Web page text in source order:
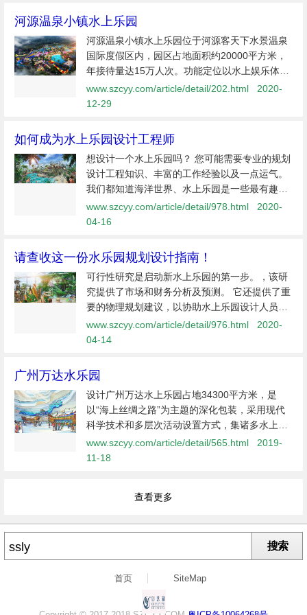
河源温泉小镇水上乐园
河源温泉小镇水上乐园位于河源客天下水景温泉
国际度假区内，园区占地面积约20000平方米，
年接待量达15万人次。功能定位以水上娱乐体验
产品为核心，综合竞技拓展、文艺表演、休闲观
光及水上玩乐于一体。在规划结构上“以动为主、
www.szcyy.com/article/detail/202.html
2020-
12-29
如何成为水上乐园设计工程师
想设计一个水上乐园吗？ 您可能需要专业的规划
设计工程知识、丰富的工作经验以及一点运气。
我们都知道海洋世界、水上乐园是一些最有趣的
景点，里面的滑水道或水上吸引力可以使游客度
过一整天甚至整个夏天。水乐园与传统主题公园
www.szcyy.com/article/detail/978.html
2020-
04-16
请查收这一份水乐园规划设计指南！
可行性研究是启动新水上乐园的第一步。，该研
究提供了市场和财务分析及预测。 它还提供了重
要的物理规划建议，以协助水上乐园设计人员。
设计必须符合市场需求和预期现金流，这一点至
关重要。 这些物理计划指南需要在开始建造和建
www.szcyy.com/article/detail/976.html
2020-
04-14
广州万达水乐园
设计广州万达水上乐园占地34300平方米，是
以“海上丝绸之路”为主题的深化包装，采用现代
科学技术和多层次活动设置方式，集诸多水上游
乐设备、休闲要素和服务接待设施于一体的设置
于室内的大型戏水游乐场，主要包含冒险港、海
www.szcyy.com/article/detail/565.html
2019-
11-18
查看更多
搜索
首页 SiteMap